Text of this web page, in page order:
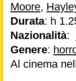
Moore,
Durata: h
Nazionalità:
Genere:
Al cinema